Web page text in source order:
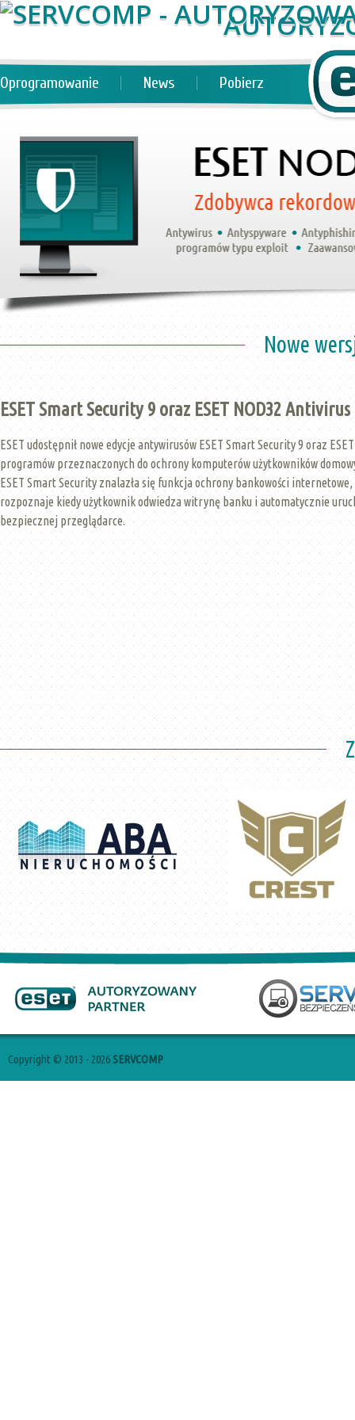
Oprogramowanie News Pobierz
Nowe
ESET Smart Security 9 oraz ESET NOD32 Antivirus
ESET udostępnił nowe edycje antywirusów ESET Smart Security 9 oraz
programów przeznaczonych do ochrony komputerów użytkowników
ESET Smart Security znalazła się funkcja ochrony bankowości
rozpoznaje kiedy użytkownik odwiedza witrynę banku i automatycznie
bezpiecznej przeglądarce.
Copyright © 2013 - 2026 SERVCOMP